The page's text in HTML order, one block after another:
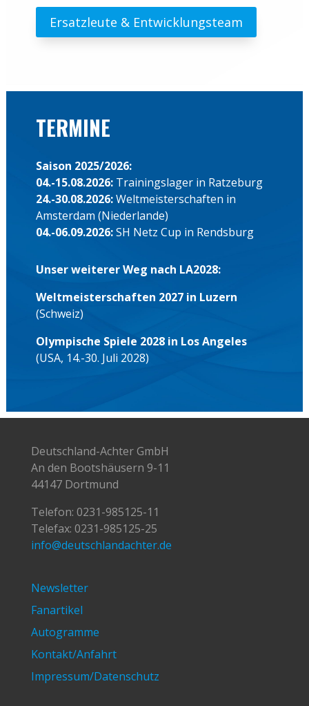
Ersatzleute & Entwicklungsteam
TERMINE
Saison 2025/2026:
04.-15.08.2026: Trainingslager in Ratzeburg
24.-30.08.2026:Weltmeisterschaften in
Amsterdam (Niederlande)
04.-06.09.2026:SH Netz Cup in Rendsburg
Unser weiterer Weg nach LA2028:
Weltmeisterschaften 2027 in Luzern
(Schweiz)
Olympische Spiele 2028 in Los Angeles
(USA, 14.-30. Juli 2028)
Deutschland-Achter GmbH
An den Bootshäusern 9-11
44147 Dortmund
Telefon: 0231-985125-11
Telefax: 0231-985125-25
info@deutschlandachter.de
Newsletter
Fanartikel
Autogramme
Kontakt/Anfahrt
Impressum/Datenschutz